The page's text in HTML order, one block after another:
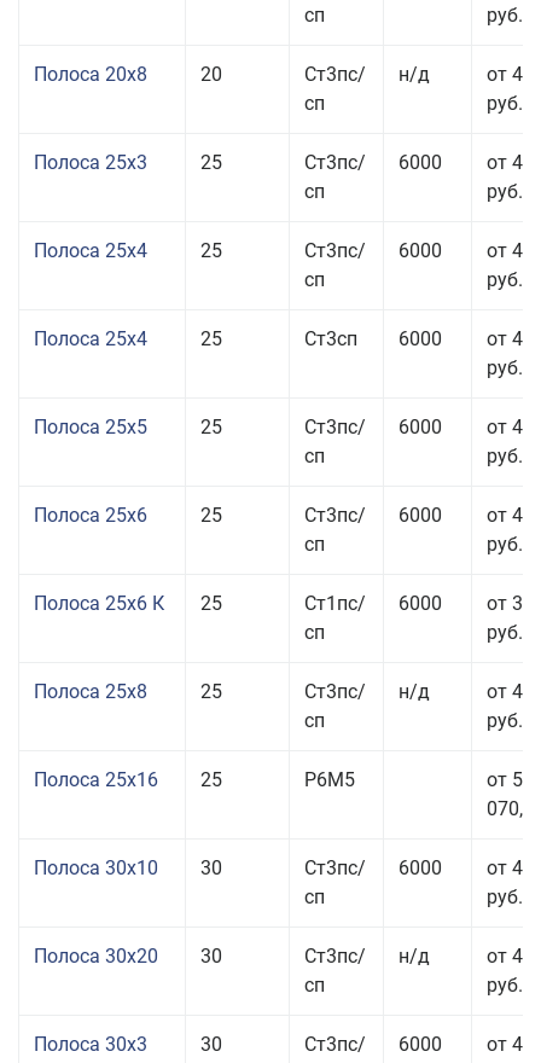
сп
руб.
Полоса 20x8 20
Ст3пс/
сп
н/д
от 45
руб.
Полоса 25x3 25
Ст3пс/
сп
6000
от 46
руб.
Полоса 25x4 25
Ст3пс/
сп
6000
от 43
руб.
Полоса 25x4 25 Ст3сп 6000
от 43
руб.
Полоса 25x5 25
Ст3пс/
сп
6000
от 42
руб.
Полоса 25x6 25
Ст3пс/
сп
6000
от 42
руб.
Полоса 25x6 К 25
Ст1пс/
сп
6000
от 35
руб.
Полоса 25x8 25
Ст3пс/
сп
н/д
от 43
руб.
Полоса 25x16 25 Р6М5
от
Полоса 30x10 30
Ст3пс/
сп
6000
от 45
руб.
Полоса 30x20 30
Ст3пс/
сп
н/д
от 46
руб.
Полоса 30x3 30
Ст3пс/
6000
от 46